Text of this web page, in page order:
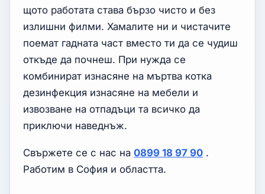
щото работата става бързо чисто и без
излишни филми. Хамалите ни и чистачите
поемат гадната част вместо ти да се чудиш
откъде да почнеш. При нужда се
комбинират изнасяне на мъртва котка
дезинфекция изнасяне на мебели и
извозване на отпадъци та всичко да
приключи наведнъж.
Свържете се с нас на 0899 18 97 90 .
Работим в София и областта.